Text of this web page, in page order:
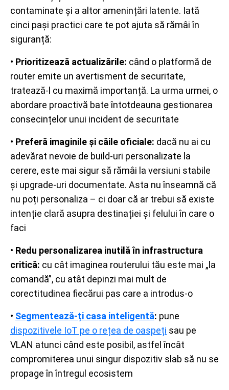
contaminate și a altor amenințări latente. Iată
cinci pași practici care te pot ajuta să rămâi în
siguranță:
• Prioritizează actualizările: când o platformă de
router emite un avertisment de securitate,
tratează-l cu maximă importanță. La urma urmei, o
abordare proactivă bate întotdeauna gestionarea
consecințelor unui incident de securitate
• Preferă imaginile și căile oficiale: dacă nu ai cu
adevărat nevoie de build-uri personalizate la
cerere, este mai sigur să rămâi la versiuni stabile
și upgrade-uri documentate. Asta nu înseamnă că
nu poți personaliza – ci doar că ar trebui să existe
intenție clară asupra destinației și felului în care o
faci
• Redu personalizarea inutilă în infrastructura
critică: cu cât imaginea routerului tău este mai „la
comandă”, cu atât depinzi mai mult de
corectitudinea fiecărui pas care a introdus-o
• Segmentează-ți casa inteligentă: pune
dispozitivele IoT pe o rețea de oaspeți sau pe
VLAN atunci când este posibil, astfel încât
compromiterea unui singur dispozitiv slab să nu se
propage în întregul ecosistem